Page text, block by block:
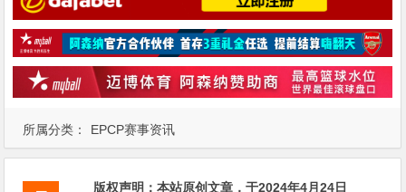
所属分类： EPCP赛事资讯
版权声明：本站原创文章，于2024年4月24日